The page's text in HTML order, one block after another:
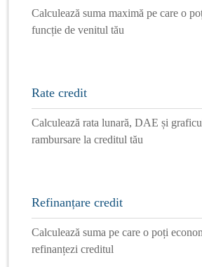
Calculează suma maximă pe care o
funcție de venitul tău
Rate credit
Calculează rata lunară, DAE și
rambursare la creditul tău
Refinanțare credit
Calculează suma pe care o poți
refinanțezi creditul